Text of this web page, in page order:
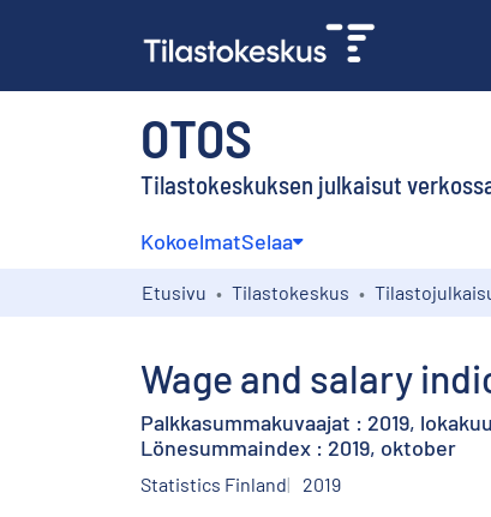
OTOS
Tilastokeskuksen julkaisut
KokoelmatSelaa
Etusivu Tilastokeskus
Wage and salary
Palkkasummakuvaajat : 2019, lokakuu
Lönesummaindex : 2019, oktober
Statistics Finland 2019